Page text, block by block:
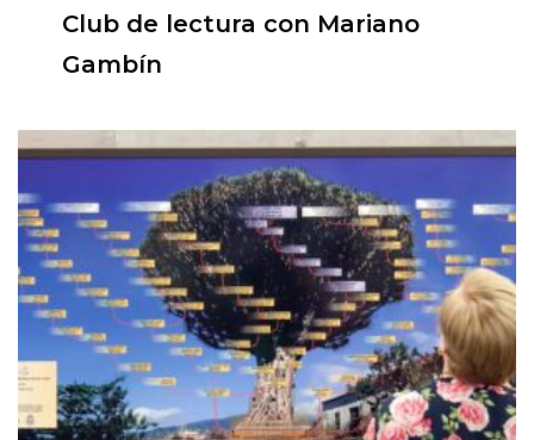
Club de lectura con Mariano
Gambín